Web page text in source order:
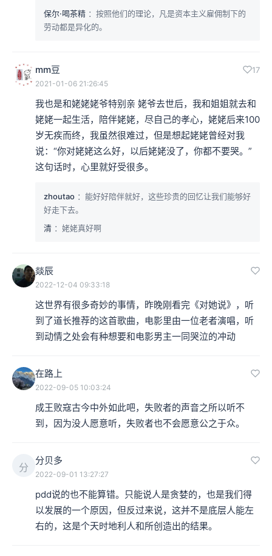
保尔·喝茶精 ：按照他们的理论，凡是资本主义雇佣制下的
劳动都是异化的。
mm豆 17
2021-01-06 21:26:45
我也是和姥姥姥爷特别亲 姥爷去世后，我和姐姐就去和
姥姥一起生活，陪伴姥姥，尽自己的孝心，姥姥后来100
岁无疾而终，我虽然很难过，但是想起姥姥曾经对我
说：“你对姥姥这么好，以后姥姥没了，你都不要哭。”
这句话时，心里就好受很多。
zhoutao ：能好好陪伴就好，这些珍贵的回忆让我们能够好
好走下去。
清 ：姥姥真好啊
燚辰
2022-12-04 09:33:18
这世界有很多奇妙的事情，昨晚刚看完《对她说》，听
到了道长推荐的这首歌曲，电影里由一位老者演唱，听
到动情之处会有种想要和电影男主一同哭泣的冲动
在路上
2022-09-05 10:03:24
成王败寇古今中外如此吧，失败者的声音之所以听不
到，因为没人愿意听，失败者也不会愿意公之于众。
分
分贝多
2022-09-01 13:27:27
pdd说的也不能算错。只能说人是贪婪的，也是我们得
以发展的一个原因，但反过来说，这并不是底层人能左
右的，这是个天时地利人和所创造出的结果。